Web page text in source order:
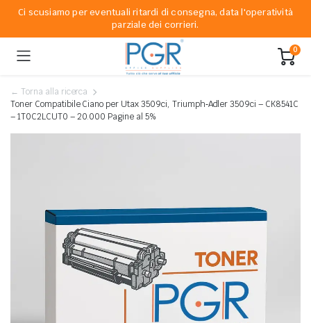
Ci scusiamo per eventuali ritardi di consegna, data l'operatività
parziale dei corrieri.
0
← Torna alla ricerca
Toner Compatibile Ciano per Utax 3509ci, Triumph‐Adler 3509ci – CK8541C
– 1T0C2LCUT0 – 20.000 Pagine al 5%